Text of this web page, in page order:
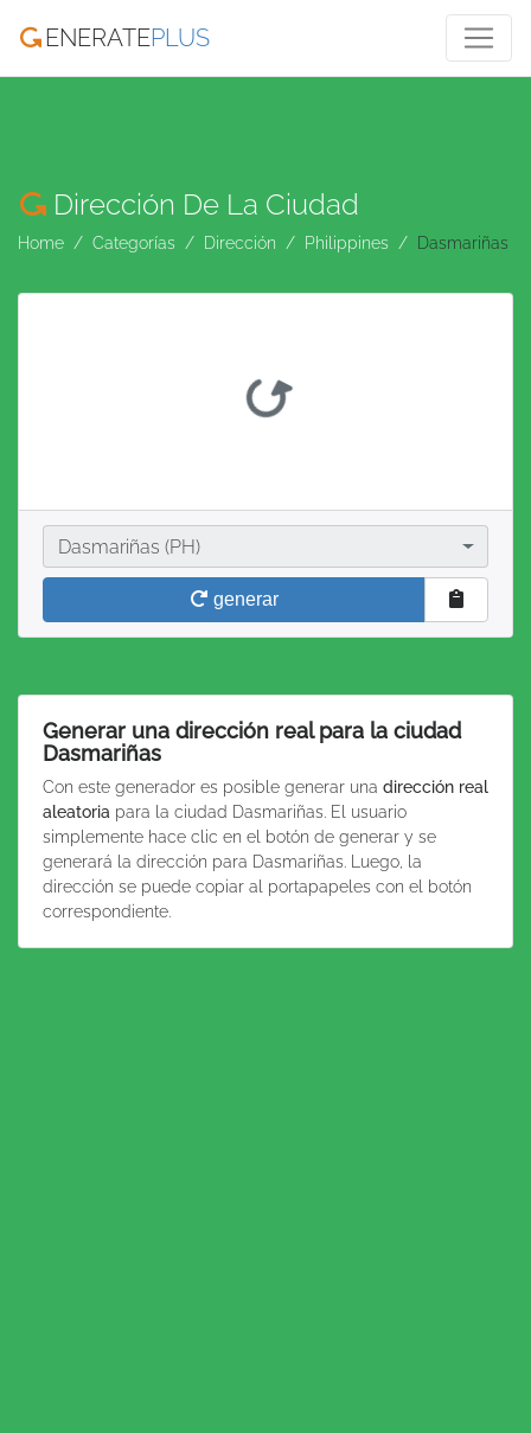
ENERATEPLUS
Dirección De La Ciudad
Home Categorías Dirección Philippines Dasmariñas
Ciudad
Dasmariñas (PH)
generar
Generar una dirección real para la ciudad
Dasmariñas
Con este generador es posible generar una dirección real
aleatoria para la ciudad Dasmariñas. El usuario
simplemente hace clic en el botón de generar y se
generará la dirección para Dasmariñas. Luego, la
dirección se puede copiar al portapapeles con el botón
correspondiente.